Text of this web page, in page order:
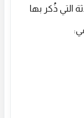
التي ذُكر بها